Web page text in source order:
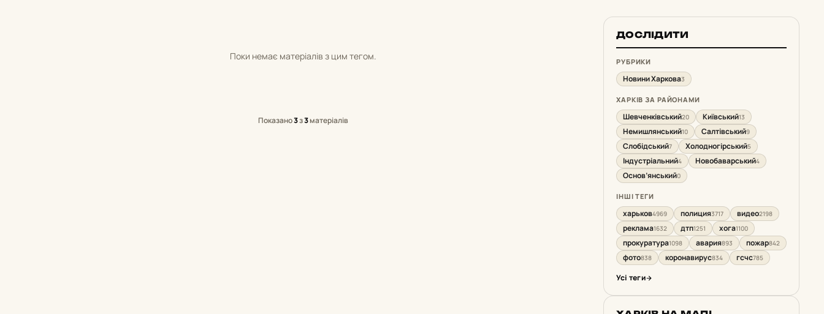
Поки немає матеріалів з цим тегом.
Показано3з3матеріалів
ДОСЛІДИТИ
РУБРИКИ
Новини Харкова3
ХАРКІВ ЗА РАЙОНАМИ
Шевченківський20 Київський13
Немишлянський10 Салтівський9
Слобідський7 Холодногірський5
Індустріальний4 Новобаварський4
Основ’янський0
ІНШІ ТЕГИ
харьков4969 полиция3717 видео2198
реклама1632 дтп1251 хога1100
прокуратура1098 авария893 пожар842
фото838 коронавирус834 гсчс785
Усі теги